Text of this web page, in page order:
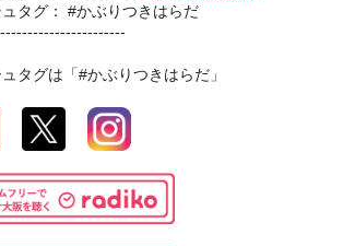
タグ： #かぶりつきはらだ
タグは「#かぶりつきはらだ」